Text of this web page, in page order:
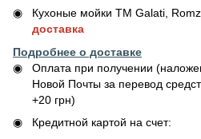
Кухоные мойки ТМ Galati,
доставка
Подробнее о доставке
Оплата при получении
Новой Почты за перевод
+20 грн)
Кредитной картой на счет: